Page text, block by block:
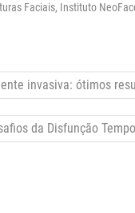
Faciais, Instituto
invasiva: ótimos
da Disfunção